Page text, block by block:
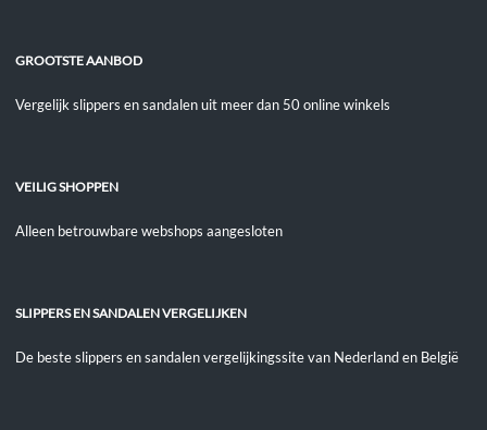
GROOTSTE AANBOD
Vergelijk slippers en sandalen uit meer dan 50 online winkels
VEILIG SHOPPEN
Alleen betrouwbare webshops aangesloten
SLIPPERS EN SANDALEN VERGELIJKEN
De beste slippers en sandalen vergelijkingssite van Nederland en België